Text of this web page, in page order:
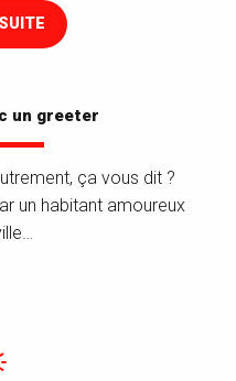
un greeter
ça vous dit ?
un habitant amoureux